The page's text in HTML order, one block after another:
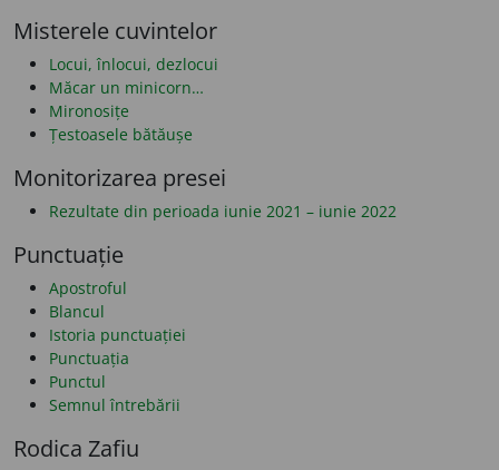
Misterele cuvintelor
Locui, înlocui, dezlocui
Măcar un minicorn…
Mironosițe
Țestoasele bătăușe
Monitorizarea presei
Rezultate din perioada iunie 2021 – iunie 2022
Punctuație
Apostroful
Blancul
Istoria punctuației
Punctuația
Punctul
Semnul întrebării
Rodica Zafiu